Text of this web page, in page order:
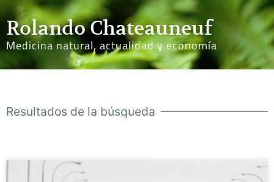
Rolando Chateauneuf
Medicina natural, actualidad y economía
Resultados de la búsqueda